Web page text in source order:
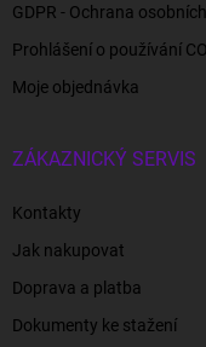
GDPR - Ochrana
Prohlášení o používání
Moje objednávka
ZÁKAZNICKÝ SERVIS
Kontakty
Jak nakupovat
Doprava a platba
Dokumenty ke stažení